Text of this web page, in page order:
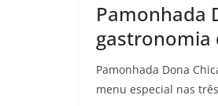
Pamonhada
gastronomia
Pamonhada Dona
menu especial nas